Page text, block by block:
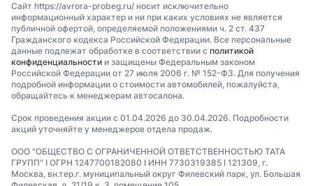
Сайт https://avrora-probeg.ru/ носит исключительно
информационный характер и ни при каких условиях не является
публичной офертой, определяемой положениями ч. 2 ст. 437
Гражданского кодекса Российской Федерации. Все персональные
данные подлежат обработке в соответствии с политикой
конфиденциальности и защищены Федеральным законом
Российской Федерации от 27 июля 2006 г. № 152-ФЗ. Для получения
подробной информации о стоимости автомобилей, пожалуйста,
обращайтесь к менеджерам автосалона.
Срок проведения акции с 01.04.2026 до 30.04.2026. Подробности
акций уточняйте у менеджеров отдела продаж.
ООО "ОБЩЕСТВО С ОГРАНИЧЕННОЙ ОТВЕТСТВЕННОСТЬЮ ТАТА
ГРУПП" I ОГРН 1247700182080 I ИНН 7730319385 I 121309, г.
Москва, вн.тер.г. муниципальный округ Филевский парк, ул. Большая